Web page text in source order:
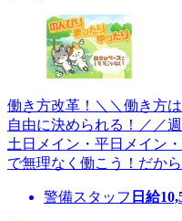
働き方改革！＼＼働き方
自由に決められる！／／
土日メイン・平日メイン
で無理なく働こう！だか
警備スタッフ 日給